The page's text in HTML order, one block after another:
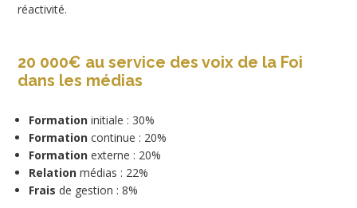
réactivité.
20 000€ au service des voix de la Foi
dans les médias
Formation initiale : 30%
Formation continue : 20%
Formation externe : 20%
Relation médias : 22%
Frais de gestion : 8%